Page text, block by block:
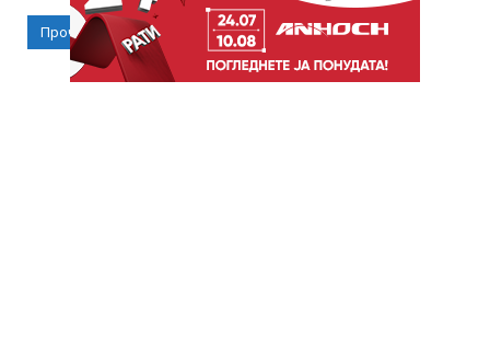
Copyright © 2026 Reporter.mk | Member of Clip Media Group
Прочитај повеќе Прифати колачиња